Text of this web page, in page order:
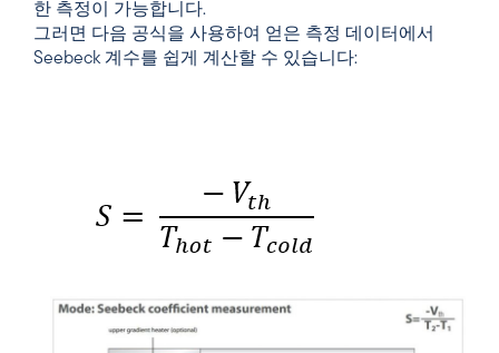
한 측정이 가능합니다.
그러면 다음 공식을 사용하여 얻은 측정 데이터에서
Seebeck 계수를 쉽게 계산할 수 있습니다: